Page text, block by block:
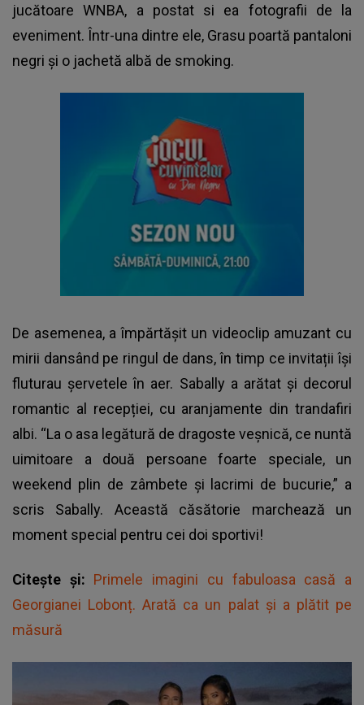
jucătoare WNBA, a postat si ea fotografii de la
eveniment. Într-una dintre ele, Grasu poartă pantaloni
negri și o jachetă albă de smoking.
De asemenea, a împărtășit un videoclip amuzant cu
mirii dansând pe ringul de dans, în timp ce invitații își
fluturau șervetele în aer. Sabally a arătat și decorul
romantic al recepției, cu aranjamente din trandafiri
albi. “La o asa legătură de dragoste veșnică, ce nuntă
uimitoare a două persoane foarte speciale, un
weekend plin de zâmbete și lacrimi de bucurie,” a
scris Sabally. Această căsătorie marchează un
moment special pentru cei doi sportivi!
Citește și: Primele imagini cu fabuloasa casă a
Georgianei Lobonț. Arată ca un palat și a plătit pe
măsură